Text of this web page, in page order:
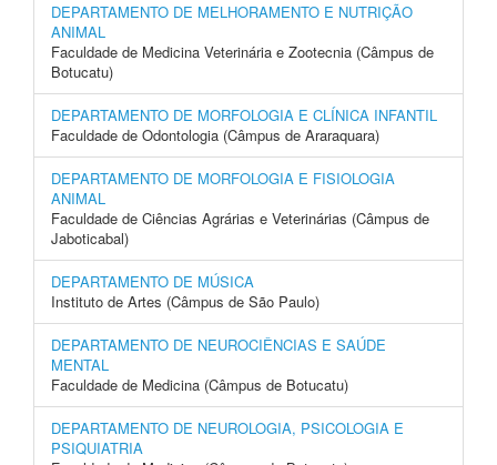
DEPARTAMENTO DE MELHORAMENTO E NUTRIÇÃO
ANIMAL
Faculdade de Medicina Veterinária e Zootecnia (Câmpus de
Botucatu)
DEPARTAMENTO DE MORFOLOGIA E CLÍNICA INFANTIL
Faculdade de Odontologia (Câmpus de Araraquara)
DEPARTAMENTO DE MORFOLOGIA E FISIOLOGIA
ANIMAL
Faculdade de Ciências Agrárias e Veterinárias (Câmpus de
Jaboticabal)
DEPARTAMENTO DE MÚSICA
Instituto de Artes (Câmpus de São Paulo)
DEPARTAMENTO DE NEUROCIÊNCIAS E SAÚDE
MENTAL
Faculdade de Medicina (Câmpus de Botucatu)
DEPARTAMENTO DE NEUROLOGIA, PSICOLOGIA E
PSIQUIATRIA